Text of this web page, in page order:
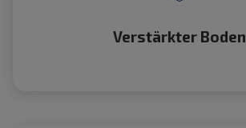
Verstärkter Boden